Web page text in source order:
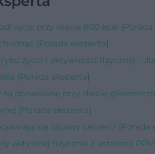
przy diecie 800 kcal [Porada
[Porada eksperta]
życia i aktywności fizycznej -
[Porada eksperta]
są dozwolone przy diecie
[Porada eksperta]
się objawy celiakii? [Porada
aktywnej fizycznie z ustaloną